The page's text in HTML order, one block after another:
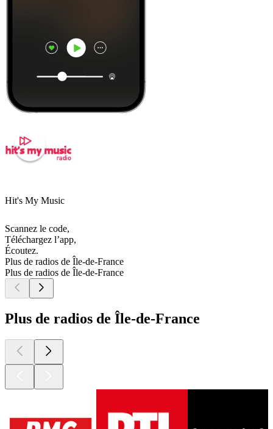
Hit's My Music
Scannez le code,
Téléchargez l’app,
Écoutez.
Plus de radios de Île-de-France
Plus de radios de Île-de-France
Plus de radios de Île-de-France